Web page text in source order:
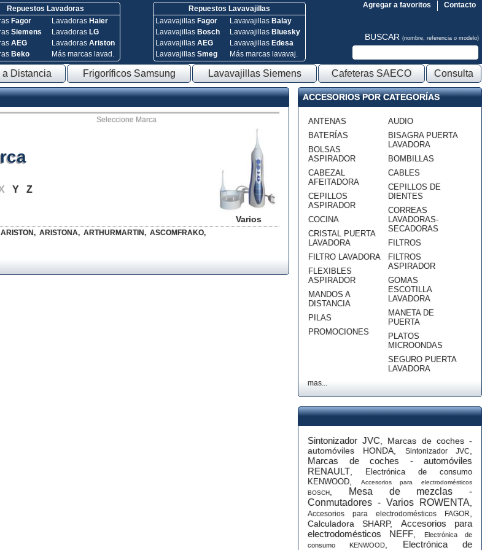
Repuestos Lavadoras
Fagor
Siemens
AEG
Beko
Lavadoras Haier
Lavadoras LG
Lavadoras Ariston
Más marcas lavad.
Repuestos Lavavajillas
Lavavajillas Fagor
Lavavajillas Bosch
Lavavajillas AEG
Lavavajillas Smeg
Lavavajillas Balay
Lavavajillas Bluesky
Lavavajillas Edesa
Más marcas lavavaj.
Contacto
Agregar a favoritos
BUSCAR (nombre, referencia o modelo)
a Distancia Frigoríficos Samsung Lavavajillas Siemens Cafeteras SAECO Consulta
Seleccione Marca
Varios
Y Z
ARISTON, ARISTONA, ARTHURMARTIN, ASCOMFRAKO,
ACCESORIOS POR CATEGORÍAS
ANTENAS
BATERÍAS
BOLSAS
ASPIRADOR
CABEZAL
AFEITADORA
CEPILLOS
ASPIRADOR
COCINA
CRISTAL PUERTA
LAVADORA
FILTRO LAVADORA
FLEXIBLES
ASPIRADOR
MANDOS A
DISTANCIA
PILAS
PROMOCIONES
AUDIO
BISAGRA PUERTA
LAVADORA
BOMBILLAS
CABLES
CEPILLOS DE
DIENTES
CORREAS
LAVADORAS-
SECADORAS
FILTROS
FILTROS
ASPIRADOR
GOMAS
ESCOTILLA
LAVADORA
MANETA DE
PUERTA
PLATOS
MICROONDAS
SEGURO PUERTA
LAVADORA
mas...
Sintonizador JVC
Marcas de coches -
automóviles HONDA
Sintonizador JVC
Marcas de coches - automóviles
RENAULT
Electrónica de consumo
KENWOOD
Accesorios para electrodomésticos
BOSCH
Mesa de mezclas -
Conmutadores - Varios ROWENTA
Accesorios para electrodomésticos FAGOR
Calculadora SHARP, Accesorios para
electrodomésticos NEFF
Electrónica de
consumo KENWOOD
Electrónica de